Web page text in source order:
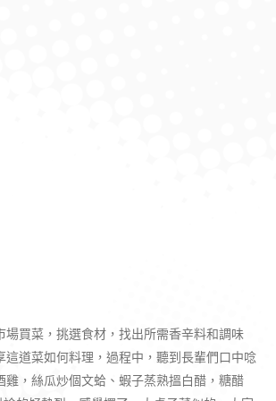
場買菜，挑選食材，找出所需香辛料和調味
這道菜如何料理，過程中，聽到長輩們口中唸
雞，絲瓜炒個文蛤、蝦子蒸熟搵白醋，糖醋